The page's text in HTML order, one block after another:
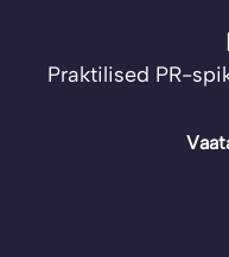
Praktilised PR-